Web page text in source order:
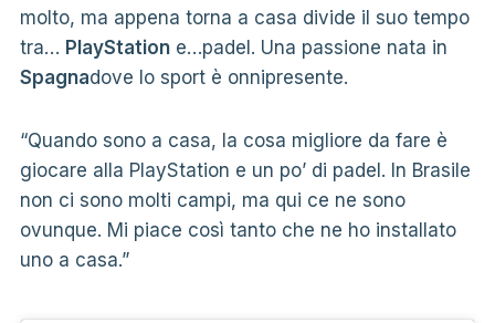
molto, ma appena torna a casa divide il suo tempo
tra… PlayStatione…padel. Una passione nata in
Spagnadove lo sport è onnipresente.
“Quando sono a casa, la cosa migliore da fare è
giocare alla PlayStation e un po’ di padel. In Brasile
non ci sono molti campi, ma qui ce ne sono
ovunque. Mi piace così tanto che ne ho installato
uno a casa.”